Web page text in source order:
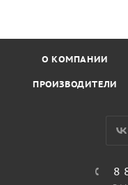
О КОМПАНИИ
ПРОИЗВОДИТЕЛИ
8